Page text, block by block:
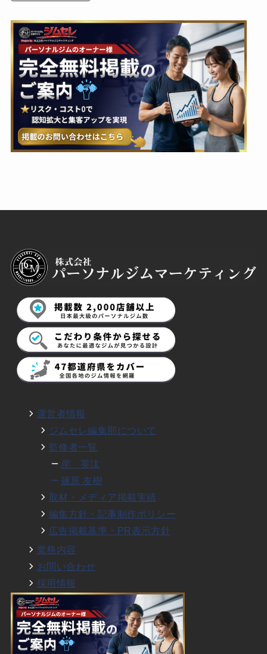
運営者情報
ジムセレ編集部について
監修者一覧
岸 英汰
篠原 友樹
取材・メディア掲載実績
編集方針・記事制作ポリシー
広告掲載基準・PR表示方針
業務内容
お問い合わせ
採用情報